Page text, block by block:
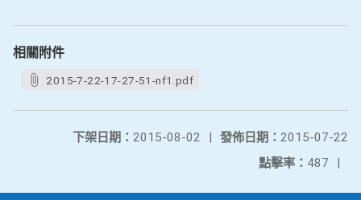
相關附件
2015-7-22-17-27-51-nf1.pdf
發佈日期： 2015-07-22
下架日期： 2015-08-02
|
點擊率： 487 |